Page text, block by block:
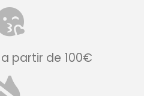
a partir de 100€